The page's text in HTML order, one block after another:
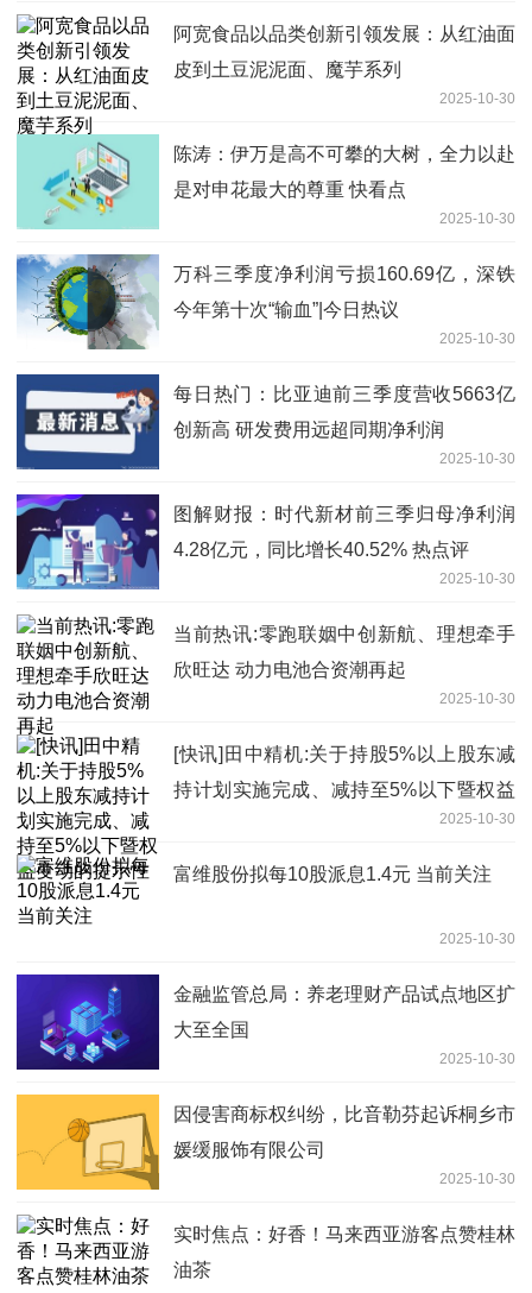
阿宽食品以品类创新引领发展：从红油面
皮到土豆泥泥面、魔芋系列
2025-10-30
陈涛：伊万是高不可攀的大树，全力以赴
是对申花最大的尊重 快看点
2025-10-30
万科三季度净利润亏损160.69亿，深铁
今年第十次“输血”|今日热议
2025-10-30
每日热门：比亚迪前三季度营收5663亿
创新高 研发费用远超同期净利润
2025-10-30
图解财报：时代新材前三季归母净利润
4.28亿元，同比增长40.52% 热点评
2025-10-30
当前热讯:零跑联姻中创新航、理想牵手
欣旺达 动力电池合资潮再起
2025-10-30
[快讯]田中精机:关于持股5%以上股东减
持计划实施完成、减持至5%以下暨权益
2025-10-30
富维股份拟每10股派息1.4元 当前关注
2025-10-30
金融监管总局：养老理财产品试点地区扩
大至全国
2025-10-30
因侵害商标权纠纷，比音勒芬起诉桐乡市
媛缓服饰有限公司
2025-10-30
实时焦点：好香！马来西亚游客点赞桂林
油茶